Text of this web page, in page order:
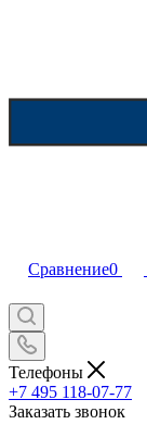
Сравнение0
Телефоны
+7 495 118-07-77
Заказать звонок